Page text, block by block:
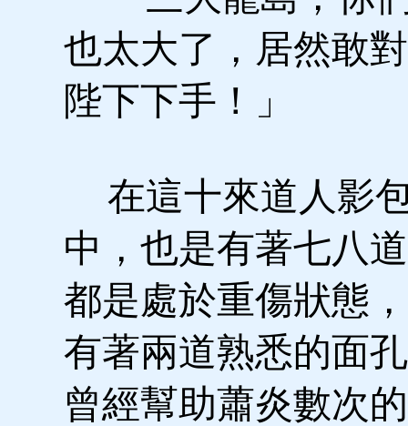
也太大了，居然敢
陛下下手！」
在這十來道人影
中，也是有著七八
都是處於重傷狀態
有著兩道熟悉的面
曾經幫助蕭炎數次